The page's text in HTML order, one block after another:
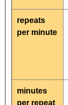
repeats
per minute
minutes
per repeat